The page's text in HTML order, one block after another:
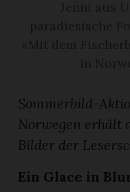
Sommerbild-
Norwegen erhält
Bilder der
Ein Glace in